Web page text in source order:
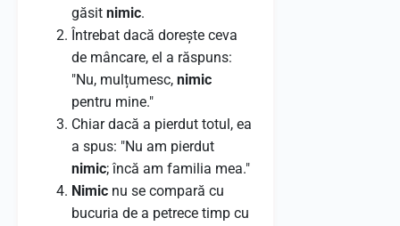
găsit nimic.
Întrebat dacă dorește ceva
de mâncare, el a răspuns:
"Nu, mulțumesc, nimic
pentru mine."
Chiar dacă a pierdut totul, ea
a spus: "Nu am pierdut
nimic; încă am familia mea."
Nimic nu se compară cu
bucuria de a petrece timp cu